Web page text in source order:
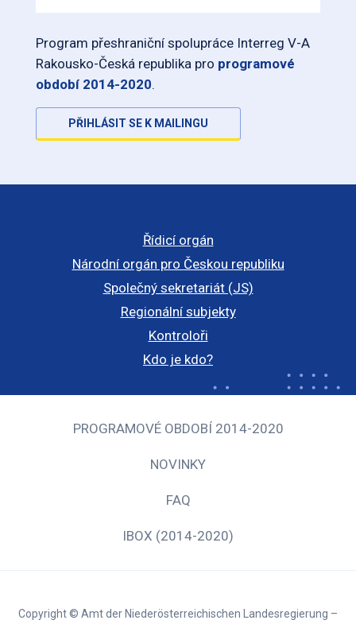
Program přeshraniční spolupráce Interreg V-A
Rakousko-Česká republika pro programové
období 2014-2020.
PŘIHLÁSIT SE K MAILINGU
Řídicí orgán
Národní orgán pro Českou republiku
Společný sekretariát (JS)
Regionální subjekty
Kontroloři
Kdo je kdo?
PROGRAMOVÉ OBDOBÍ 2014-2020
NOVINKY
FAQ
IBOX (2014-2020)
Copyright © Amt der Niederösterreichischen Landesregierung –